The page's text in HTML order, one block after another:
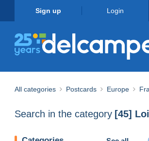
Sign up Login
All categories Postcards Europe
Search in the category [45]